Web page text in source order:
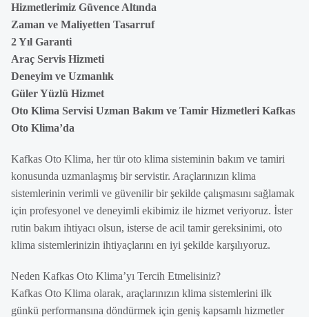
Hizmetlerimiz Güvence Altında
Zaman ve Maliyetten Tasarruf
2 Yıl Garanti
Araç Servis Hizmeti
Deneyim ve Uzmanlık
Güler Yüzlü Hizmet
Oto Klima Servisi Uzman Bakım ve Tamir Hizmetleri Kafkas
Oto Klima’da
Kafkas Oto Klima, her tür oto klima sisteminin bakım ve tamiri
konusunda uzmanlaşmış bir servistir. Araçlarınızın klima
sistemlerinin verimli ve güvenilir bir şekilde çalışmasını sağlamak
için profesyonel ve deneyimli ekibimiz ile hizmet veriyoruz. İster
rutin bakım ihtiyacı olsun, isterse de acil tamir gereksinimi, oto
klima sistemlerinizin ihtiyaçlarını en iyi şekilde karşılıyoruz.
Neden Kafkas Oto Klima’yı Tercih Etmelisiniz?
Kafkas Oto Klima olarak, araçlarınızın klima sistemlerini ilk
günkü performansına döndürmek için geniş kapsamlı hizmetler